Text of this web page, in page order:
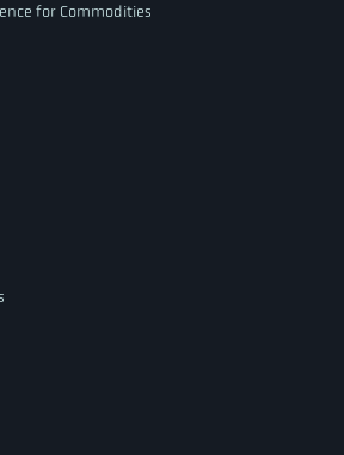
for Commodities